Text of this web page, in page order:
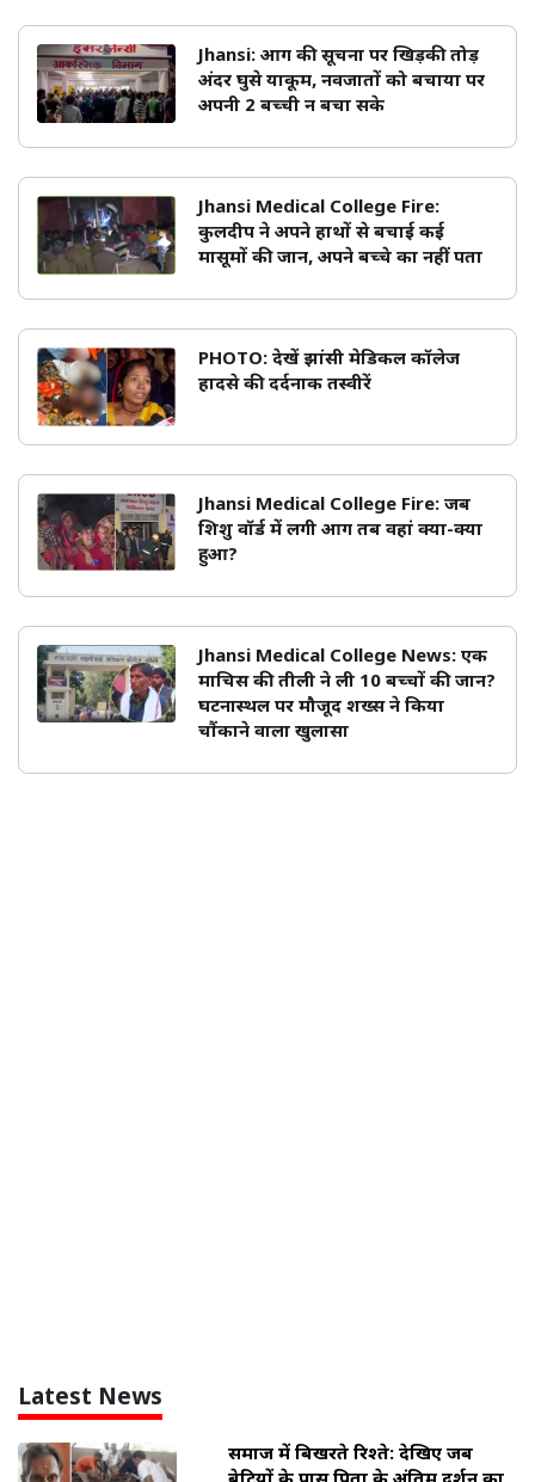
Jhansi: आग की सूचना पर खिड़की तोड़
अंदर घुसे याकूम, नवजातों को बचाया पर
अपनी 2 बच्ची न बचा सके
Jhansi Medical College Fire:
कुलदीप ने अपने हाथों से बचाई कई
मासूमों की जान, अपने बच्चे का नहीं पता
PHOTO: देखें झांसी मेडिकल कॉलेज
हादसे की दर्दनाक तस्वीरें
Jhansi Medical College Fire: जब
शिशु वॉर्ड में लगी आग तब वहां क्या-क्या
हुआ?
Jhansi Medical College News: एक
माचिस की तीली ने ली 10 बच्चों की जान?
घटनास्थल पर मौजूद शख्स ने किया
चौंकाने वाला खुलासा
Latest News
समाज में बिखरते रिश्ते: देखिए जब